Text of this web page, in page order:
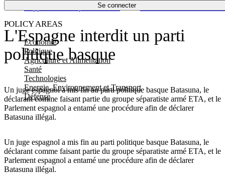
Se connecter
POLICY AREAS
Economie
Politique
Agriculture et Alimentation
Santé
Technologies
Energie, Environnement et Transport
Défense
Économie
L'Espagne interdit un parti
politique basque
Un juge espagnol a mis fin au parti politique basque Batasuna, le
déclarant comme faisant partie du groupe séparatiste armé ETA, et le
Parlement espagnol a entamé une procédure afin de déclarer
Batasuna illégal.
Un juge espagnol a mis fin au parti politique basque Batasuna, le
déclarant comme faisant partie du groupe séparatiste armé ETA, et le
Parlement espagnol a entamé une procédure afin de déclarer
Batasuna illégal.